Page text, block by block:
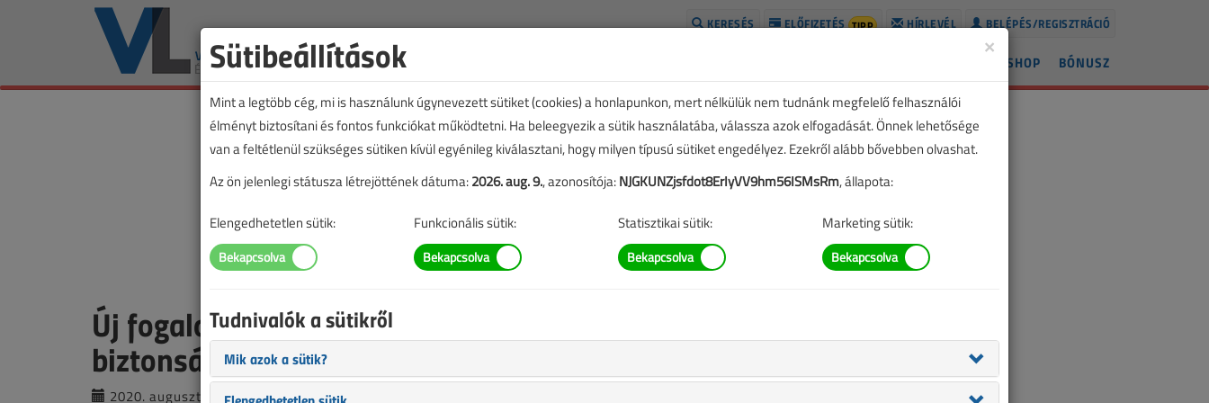
BELÉPÉS/REGISZTRÁCIÓ
HÍRLEVÉL
ELŐFIZETÉS TIPP
KERESÉS
BÓNUSZ
SHOP
Új fogalom a megújult VMBSZ-ben: villamos
biztonsági felülvizsgálat
2020. augusztus 19. | VL online |
×
Sütibeállítások
Mint a legtöbb cég, mi is használunk úgynevezett sütiket (cookies) a honlapunkon, mert nélkülük nem tudnánk megfelelő felhasználói
élményt biztosítani és fontos funkciókat működtetni. Ha beleegyezik a sütik használatába, válassza azok elfogadását. Önnek lehetősége
van a feltétlenül szükséges sütiken kívül egyénileg kiválasztani, hogy milyen típusú sütiket engedélyez. Ezekről alább bővebben olvashat.
Az ön jelenlegi státusza létrejöttének dátuma:2026. aug. 9., azonosítója:NJGKUNZjsfdot8ErIyVV9hm56ISMsRm, állapota:
Elengedhetetlen sütik: Funkcionális sütik: Statisztikai sütik: Marketing sütik:
Tudnivalók a sütikről
Mik azok a sütik?